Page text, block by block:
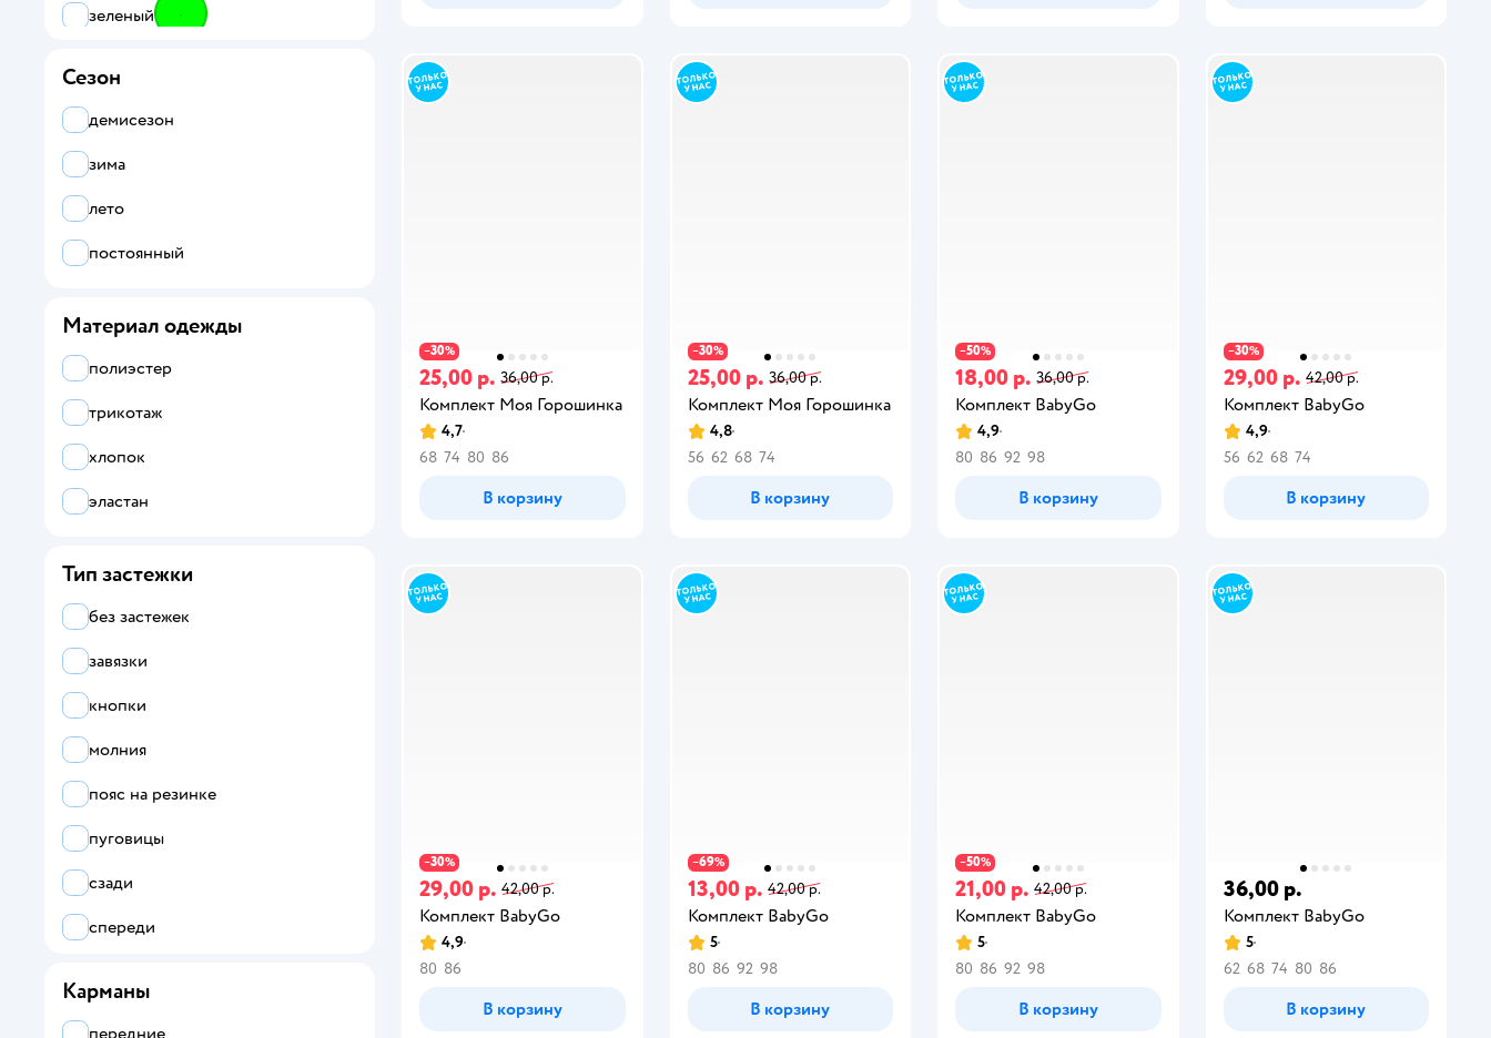
−30%
25,00 р. 36,00 р.
Комплект Моя Горошинка
4,7
68 74 80 86
В корзину
−30%
25,00 р. 36,00 р.
Комплект Моя Горошинка
4,8
56 62 68 74
В корзину
−50%
18,00 р. 36,00 р.
Комплект BabyGo
4,9
80 86 92 98
В корзину
−30%
29,00 р. 42,00 р.
Комплект BabyGo
4,9
56 62 68 74
В корзину
−30%
29,00 р. 42,00 р.
Комплект BabyGo
4,9
80 86
В корзину
−69%
13,00 р. 42,00 р.
Комплект BabyGo
5
80 86 92 98
В корзину
−50%
21,00 р. 42,00 р.
Комплект BabyGo
5
80 86 92 98
В корзину
36,00 р.
Комплект BabyGo
5
62 68 74 80 86
В корзину
зеленый
фиолетовый
черный
желтый
Сезон
демисезон
зима
лето
постоянный
Материал одежды
полиэстер
трикотаж
хлопок
эластан
Тип застежки
без застежек
завязки
кнопки
молния
пояс на резинке
пуговицы
сзади
спереди
Карманы
передние